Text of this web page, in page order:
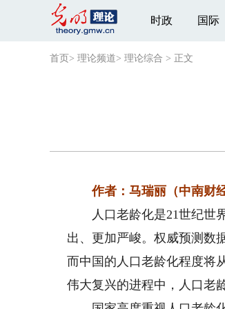
时政 国际
首页 > 理论频道> 理论综合 > 正文
作者：马瑞丽（中南财
人口老龄化是21世纪世界
出、更加严峻。权威预测数
而中国的人口老龄化程度将
伟大复兴的进程中，人口老